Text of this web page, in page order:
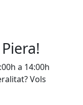
a 14:00h
Vols